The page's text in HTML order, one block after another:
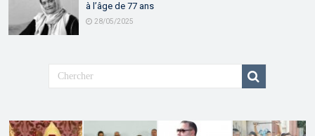
à l’âge de 77 ans
28/05/2025